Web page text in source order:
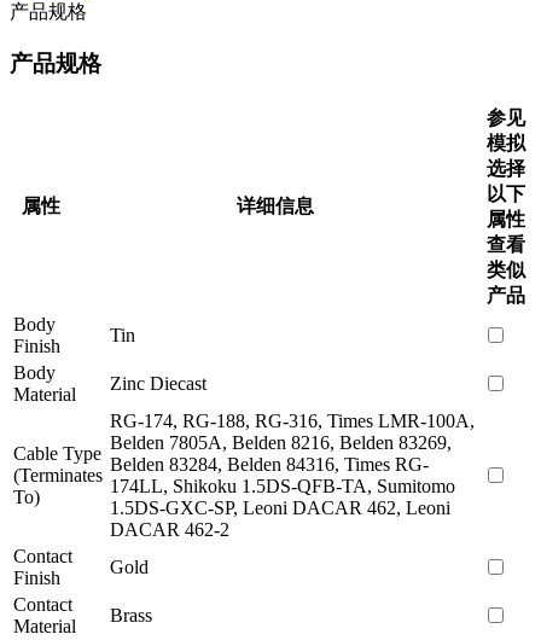
产品规格
产品规格
属性 详细信息
参见
模拟
选择
以下
属性
查看
类似
产品
Body
Finish
Tin
Body
Material
Zinc Diecast
Cable Type
(Terminates
To)
RG-174, RG-188, RG-316, Times LMR-100A,
Belden 7805A, Belden 8216, Belden 83269,
Belden 83284, Belden 84316, Times RG-
174LL, Shikoku 1.5DS-QFB-TA, Sumitomo
1.5DS-GXC-SP, Leoni DACAR 462, Leoni
DACAR 462-2
Contact
Finish
Gold
Contact
Material
Brass